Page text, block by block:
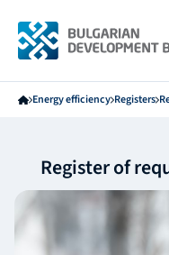
Energy efficiency Registers
Register of